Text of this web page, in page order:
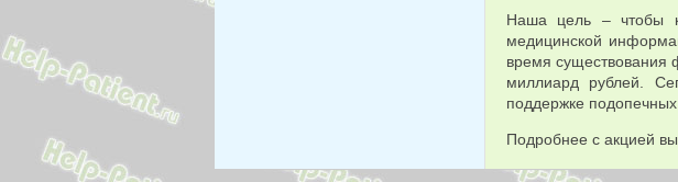
Наша цель – чтобы
медицинской
время
миллиард рублей.
поддержке
Подробнее с акцией